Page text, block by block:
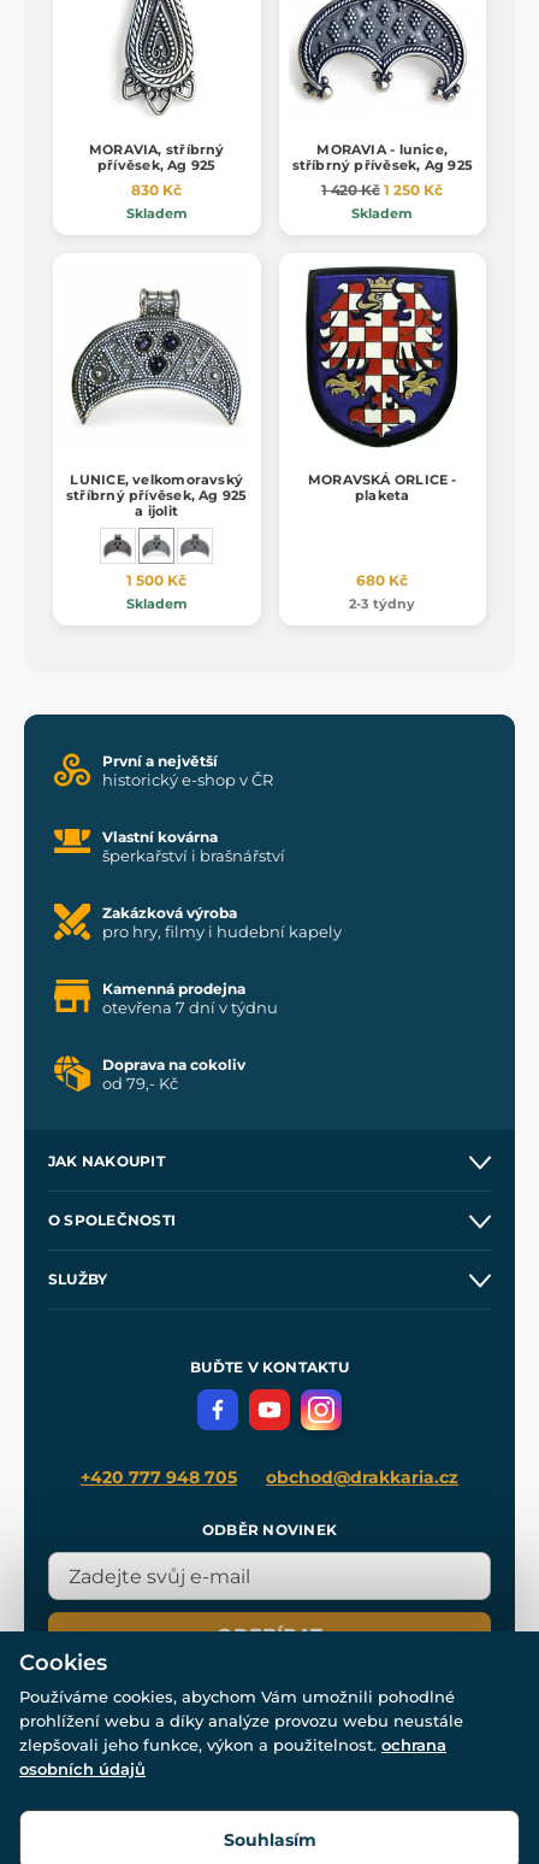
MORAVIA, stříbrný
přívěsek, Ag 925
830 Kč
Skladem
MORAVIA - lunice,
stříbrný přívěsek, Ag 925
1 420 Kč 1 250 Kč
Skladem
LUNICE, velkomoravský
stříbrný přívěsek, Ag 925
a ijolit
1 500 Kč
Skladem
MORAVSKÁ ORLICE -
plaketa
680 Kč
2-3 týdny
První a největší
historický e-shop v ČR
Vlastní kovárna
šperkařství i brašnářství
Zakázková výroba
pro hry, filmy i hudební kapely
Kamenná prodejna
otevřena 7 dní v týdnu
Doprava na cokoliv
od 79,- Kč
JAK NAKOUPIT
Velkoobchod
O SPOLEČNOSTI
SLUŽBY
Meče pro Kingdom Come
BUĎTE V KONTAKTU
+420 777 948 705 obchod@drakkaria.cz
ODBĚR NOVINEK
ODEBÍRAT
© Všechna práva vyhrazena. www.drakkaria.cz 2007-2026.
Cookies
Používáme cookies, abychom Vám umožnili pohodlné
prohlížení webu a díky analýze provozu webu neustále
zlepšovali jeho funkce, výkon a použitelnost. ochrana
osobních údajů
Souhlasím